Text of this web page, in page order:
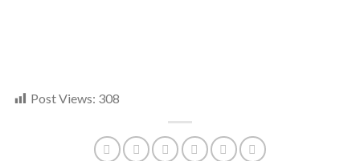
Post Views: 308